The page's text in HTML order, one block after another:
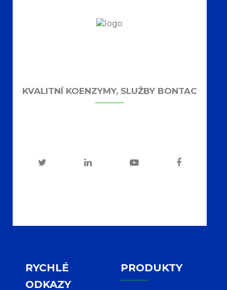
KVALITNÍ KOENZYMY, SLUŽBY BONTAC
RYCHLÉ
ODKAZY
PRODUKTY